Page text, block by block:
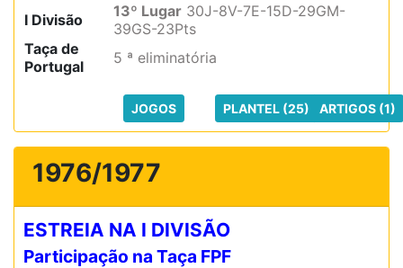
I Divisão 13º Lugar 30J-8V-7E-15D-29GM-
39GS-23Pts
Taça de
Portugal
5 ª eliminatória
JOGOS PLANTEL (25) ARTIGOS (1)
1976/1977
ESTREIA NA I DIVISÃO
Participação na Taça FPF